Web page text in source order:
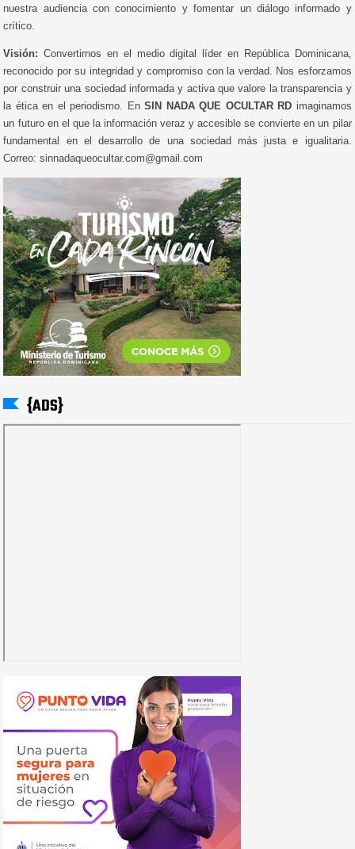
nuestra audiencia con conocimiento y fomentar un diálogo informado y
crítico.
Visión: Convertirnos en el medio digital líder en República Dominicana,
reconocido por su integridad y compromiso con la verdad. Nos esforzamos
por construir una sociedad informada y activa que valore la transparencia y
la ética en el periodismo. EnSIN NADA QUE OCULTAR RD imaginamos
un futuro en el que la información veraz y accesible se convierte en un pilar
fundamental en el desarrollo de una sociedad más justa e igualitaria.
Correo: sinnadaqueocultar.com@gmail.com
{ADS}